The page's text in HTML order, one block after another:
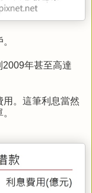
年甚至高達
。這筆利息當然